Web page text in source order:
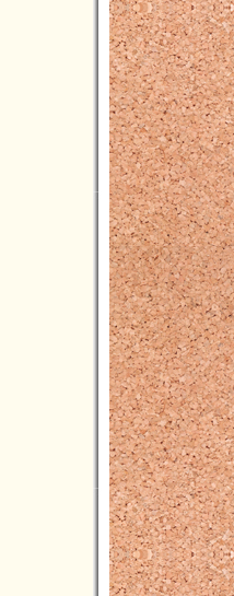
2022年09月(5)
2022年08月(4)
2022年07月(3)
2022年06月(4)
2022年05月(3)
2022年04月(5)
2022年03月(1)
2022年02月(3)
2022年01月(2)
2021年12月(5)
2021年11月(3)
2021年10月(3)
2021年09月(3)
2021年08月(2)
2021年07月(6)
2021年06月(4)